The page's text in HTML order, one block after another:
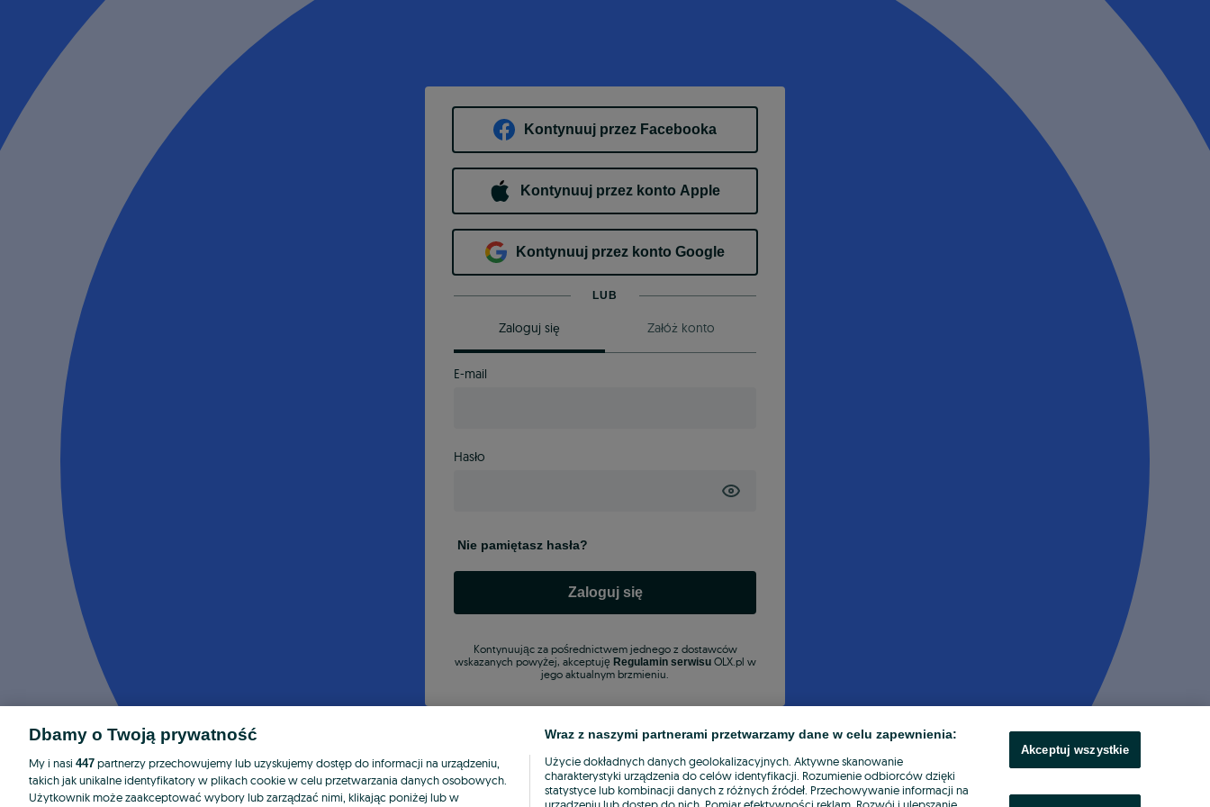
Kontynuuj przez Facebooka
Kontynuuj przez konto Apple
Kontynuuj przez konto Google
LUB
Zaloguj się Załóż konto
E-mail
Hasło
Nie pamiętasz hasła?
Zaloguj się
Kontynuując za pośrednictwem jednego z dostawców
wskazanych powyżej, akceptuję Regulamin serwisuOLX.pl w
jego aktualnym brzmieniu.
Dbamy o Twoją prywatność
My i nasi 447 partnerzy przechowujemy lub uzyskujemy dostęp do informacji na urządzeniu,
takich jak unikalne identyfikatory w plikach cookie w celu przetwarzania danych osobowych.
Użytkownik może zaakceptować wybory lub zarządzać nimi, klikając poniżej lub w
Wraz z naszymi partnerami przetwarzamy dane w celu zapewnienia:
Użycie dokładnych danych geolokalizacyjnych. Aktywne skanowanie
charakterystyki urządzenia do celów identyfikacji. Rozumienie odbiorców dzięki
statystyce lub kombinacji danych z różnych źródeł. Przechowywanie informacji na
Akceptuj wszystkie